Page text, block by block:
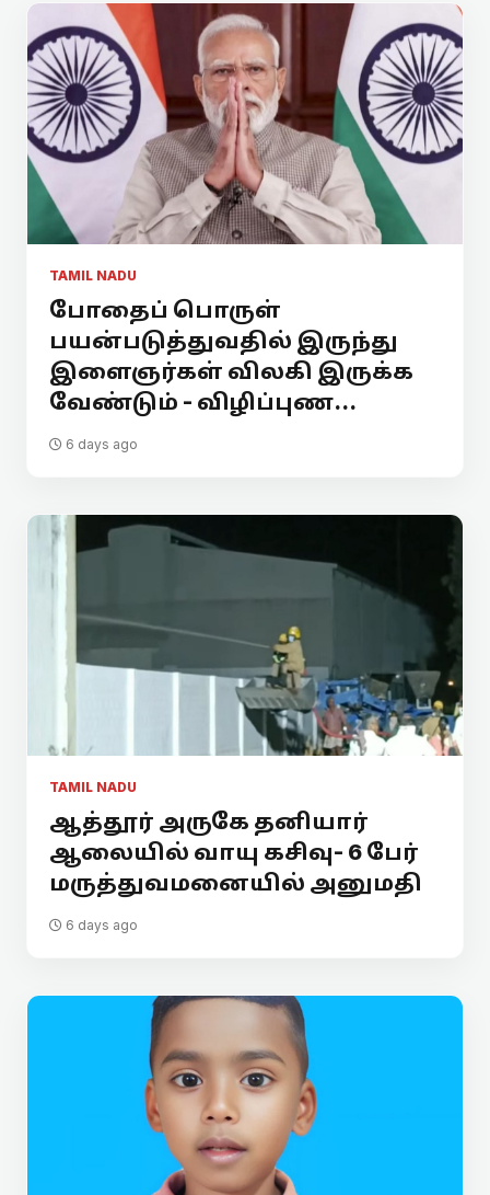
TAMIL NADU
போதைப் பொருள்
பயன்படுத்துவதில் இருந்து
இளைஞர்கள் விலகி இருக்க
வேண்டும் - விழிப்புண...
6 days ago
TAMIL NADU
ஆத்தூர் அருகே தனியார்
ஆலையில் வாயு கசிவு- 6 பேர்
மருத்துவமனையில் அனுமதி
6 days ago